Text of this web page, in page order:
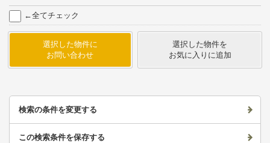
←全てチェック
選択した物件に
お問い合わせ
選択した物件を
お気に入りに追加
検索の条件を変更する
この検索条件を保存する